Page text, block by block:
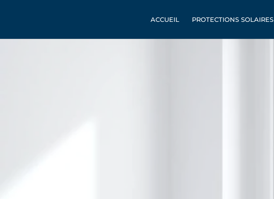
ACCUEIL PROTECTIONS SOLAIRES